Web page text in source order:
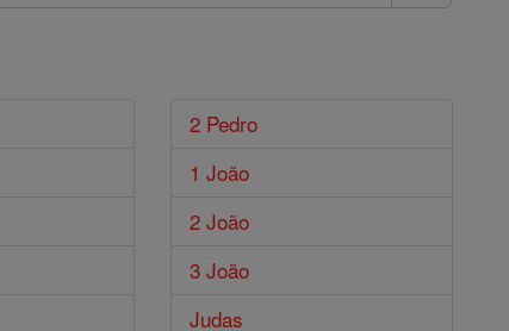
2 Pedro
1 João
2 João
3 João
Judas